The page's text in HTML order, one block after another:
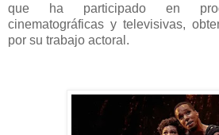
que ha participado en
cinematográficas y televisivas,
por su trabajo actoral.